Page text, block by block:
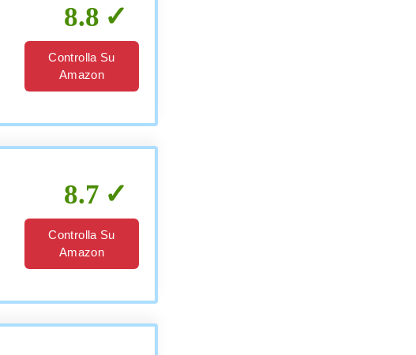
8.8
Controlla Su
Amazon
8.7
Controlla Su
Amazon